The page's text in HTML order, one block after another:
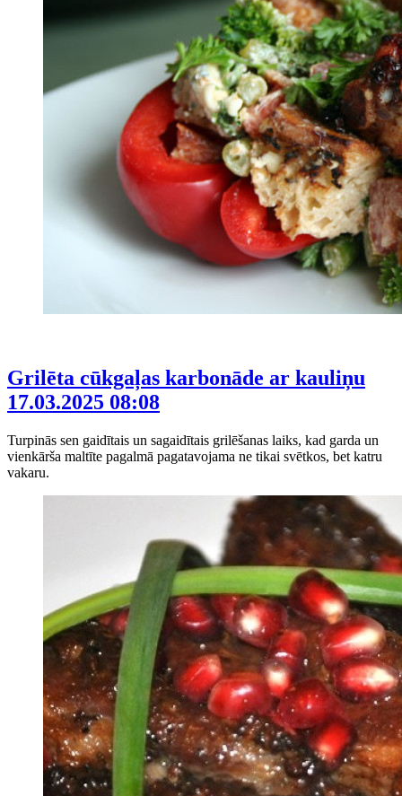
Grilēta cūkgaļas karbonāde ar kauliņu
17.03.2025 08:08
Turpinās sen gaidītais un sagaidītais grilēšanas laiks, kad garda un
vienkārša maltīte pagalmā pagatavojama ne tikai svētkos, bet katru
vakaru.